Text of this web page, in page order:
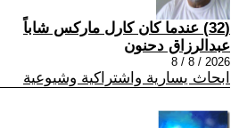
(32) عندما كان كارل ماركس شاباً
عبدالرزاق دحنون
2026 / 8 / 8
ابحاث يسارية واشتراكية وشيوعية